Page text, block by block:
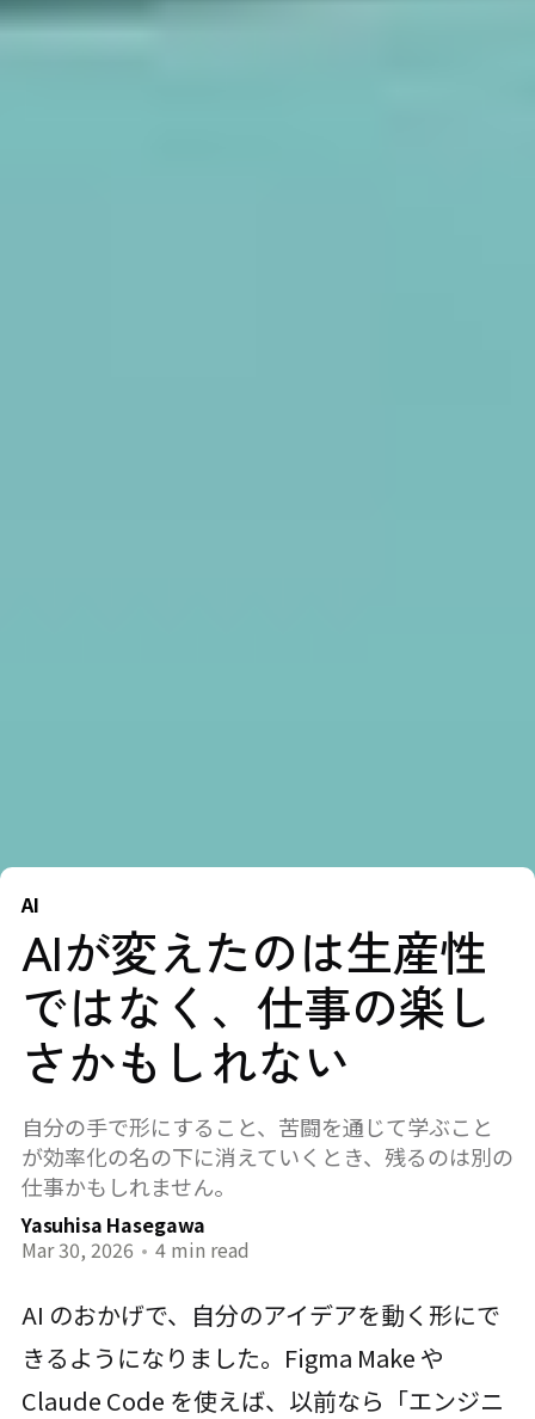
AI
AIが変えたのは生産性
ではなく、仕事の楽し
さかもしれない
自分の手で形にすること、苦闘を通じて学ぶこと
が効率化の名の下に消えていくとき、残るのは別の
仕事かもしれません。
Yasuhisa Hasegawa
Mar 30, 2026 • 4 min read
AI のおかげで、自分のアイデアを動く形にで
きるようになりました。Figma Make や
Claude Code を使えば、以前なら「エンジニ